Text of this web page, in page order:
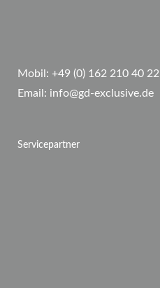
Mobil: +49 (0) 162 210 40 22
Email: info@gd-exclusive.de
Servicepartner